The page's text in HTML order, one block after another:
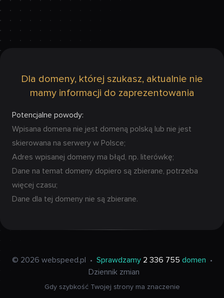
Dla domeny, której szukasz, aktualnie nie
mamy informacji do zaprezentowania
Potencjalne powody:
Wpisana domena nie jest domeną polską lub nie jest
skierowana na serwery w Polsce;
Adres wpisanej domeny ma błąd, np. literówkę;
Dane na temat domeny dopiero są zbierane, potrzeba
więcej czasu;
Dane dla tej domeny nie są zbierane.
© 2026 webspeed.pl • Sprawdzamy 2 336 755 domen
•
Dziennik zmian
Gdy szybkość Twojej strony ma znaczenie